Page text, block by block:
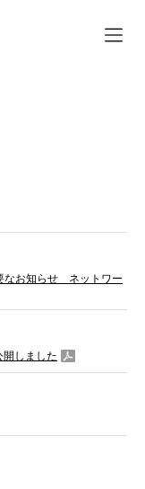
なお知らせ ネットワー
開しました